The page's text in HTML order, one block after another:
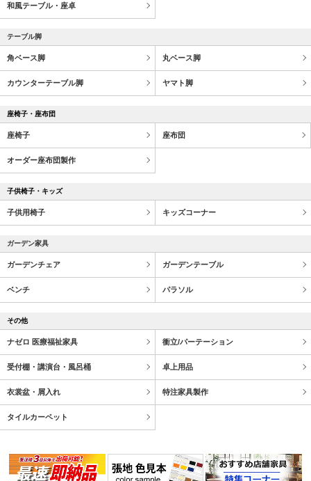
和風テーブル・座卓
テーブル脚
角ベース脚 丸ベース脚
カウンターテーブル脚 ヤマト脚
座椅子・座布団
座椅子 座布団
オーダー座布団製作
子供椅子・キッズ
子供用椅子 キッズコーナー
ガーデン家具
ガーデンチェア ガーデンテーブル
ベンチ パラソル
その他
ナゼロ 医療福祉家具 衝立/パーテーション
受付棚・講演台・風呂桶 卓上用品
衣裳盆・屑入れ 特注家具製作
タイルカーペット